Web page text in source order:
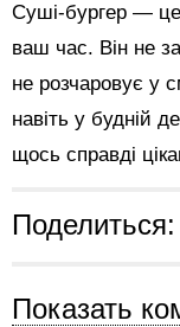
Суші-бургер —
ваш час. Він не
не розчаровує у
навіть у будній
щось справді
Поделиться:
Показать